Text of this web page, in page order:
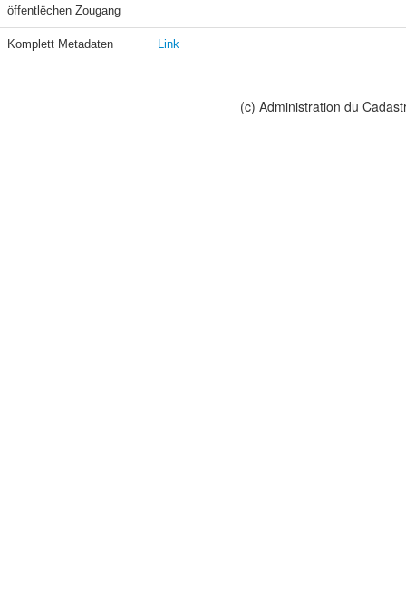
öffentlëchen Zougang
Komplett Metadaten Link
(c) Administration du